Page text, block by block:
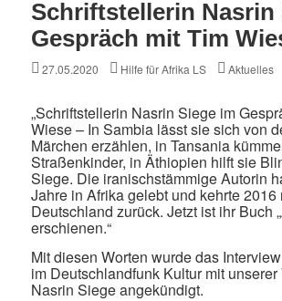
Schriftstellerin Nasrin
Gespräch mit Tim
Posted
27.05.2020 Author
Hilfe für Afrika LS Categories
Aktuelles
„Schriftstellerin Nasrin Siege im
Wiese – In Sambia lässt sie sich von
Märchen erzählen, in Tansania
Straßenkinder, in Äthiopien hilft sie
Siege. Die iranischstämmige Autorin
Jahre in Afrika gelebt und kehrte 2016
Deutschland zurück. Jetzt ist ihr Buch
erschienen.“
Mit diesen Worten wurde das
im Deutschlandfunk Kultur mit
Nasrin Siege angekündigt.